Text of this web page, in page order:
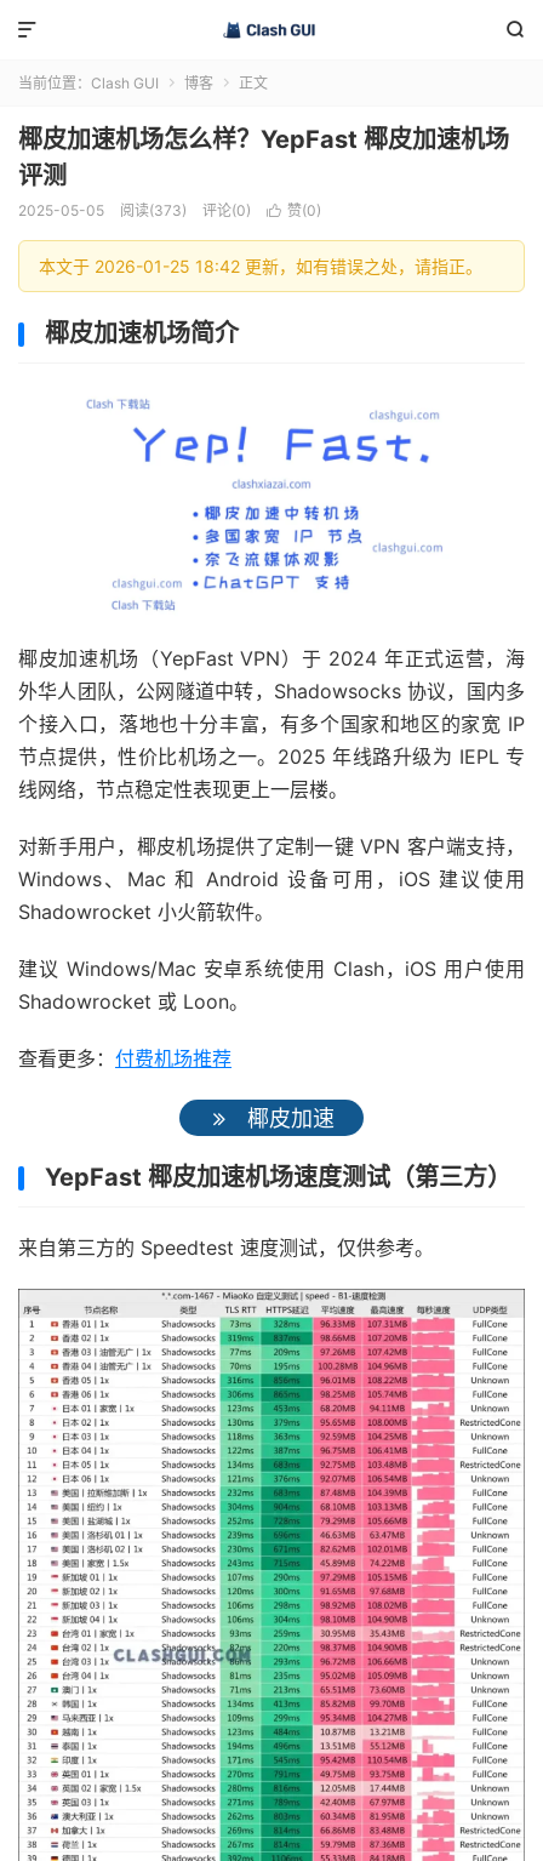


当前位置： Clash GUI  博客  正文
椰皮加速机场怎么样？YepFast 椰皮加速机场
评测
2025-05-05 阅读(373) 评论(0)  赞(0)
本文于 2026-01-25 18:42 更新，如有错误之处，请指正。
椰皮加速机场简介
椰皮加速机场（YepFast VPN）于 2024 年正式运营，海
外华人团队，公网隧道中转，Shadowsocks 协议，国内多
个接入口，落地也十分丰富，有多个国家和地区的家宽 IP
节点提供，性价比机场之一。2025 年线路升级为 IEPL 专
线网络，节点稳定性表现更上一层楼。
对新手用户，椰皮机场提供了定制一键 VPN 客户端支持，
Windows、Mac 和 Android 设备可用，iOS 建议使用
Shadowrocket 小火箭软件。
建议 Windows/Mac 安卓系统使用 Clash，iOS 用户使用
Shadowrocket 或 Loon。
查看更多： 付费机场推荐
椰皮加速
YepFast 椰皮加速机场速度测试（第三方）
来自第三方的 Speedtest 速度测试，仅供参考。